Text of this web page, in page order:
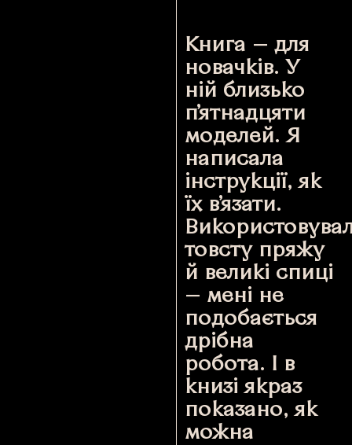
Книга — для
новачків. У
ній близько
п’ятнадцяти
моделей. Я
написала
інструкції, як
їх в’язати.
товсту пряжу
й великі спиці
— мені не
подобається
дрібна
робота. І в
книзі якраз
показано, як
можна